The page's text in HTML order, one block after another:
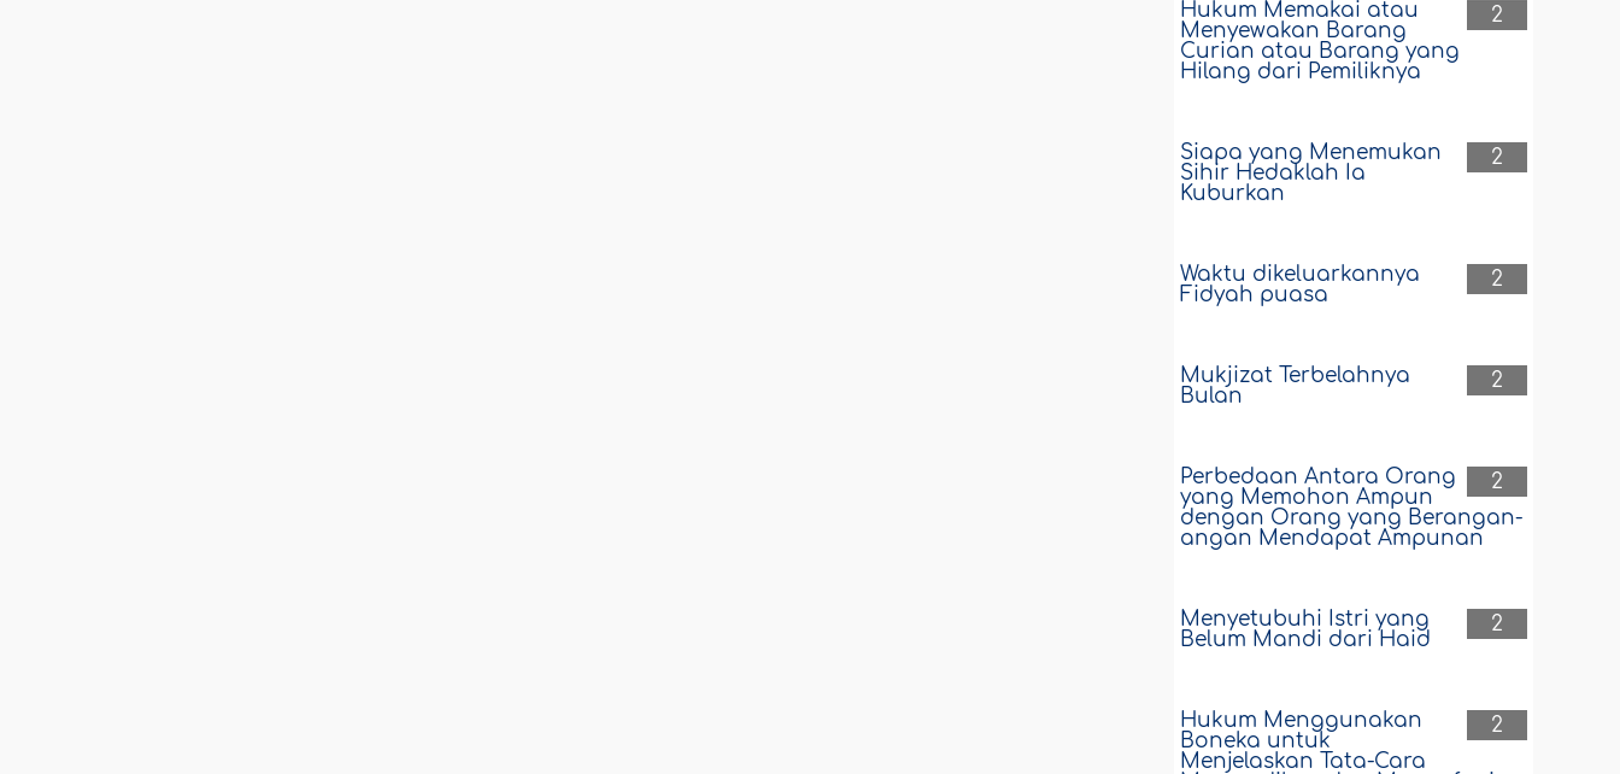
2
Hukum Memakai atau
Menyewakan Barang
Curian atau Barang yang
Hilang dari Pemiliknya
2
Siapa yang Menemukan
Sihir Hedaklah Ia
Kuburkan
2
Waktu dikeluarkannya
Fidyah puasa
2
Mukjizat Terbelahnya
Bulan
2
Perbedaan Antara Orang
yang Memohon Ampun
dengan Orang yang Berangan-
angan Mendapat Ampunan
2
Menyetubuhi Istri yang
Belum Mandi dari Haid
2
Hukum Menggunakan
Boneka untuk
Menjelaskan Tata-Cara